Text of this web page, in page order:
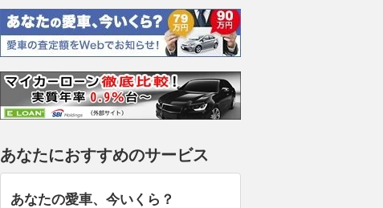
あなたにおすすめのサービス
あなたの愛車、今いくら？